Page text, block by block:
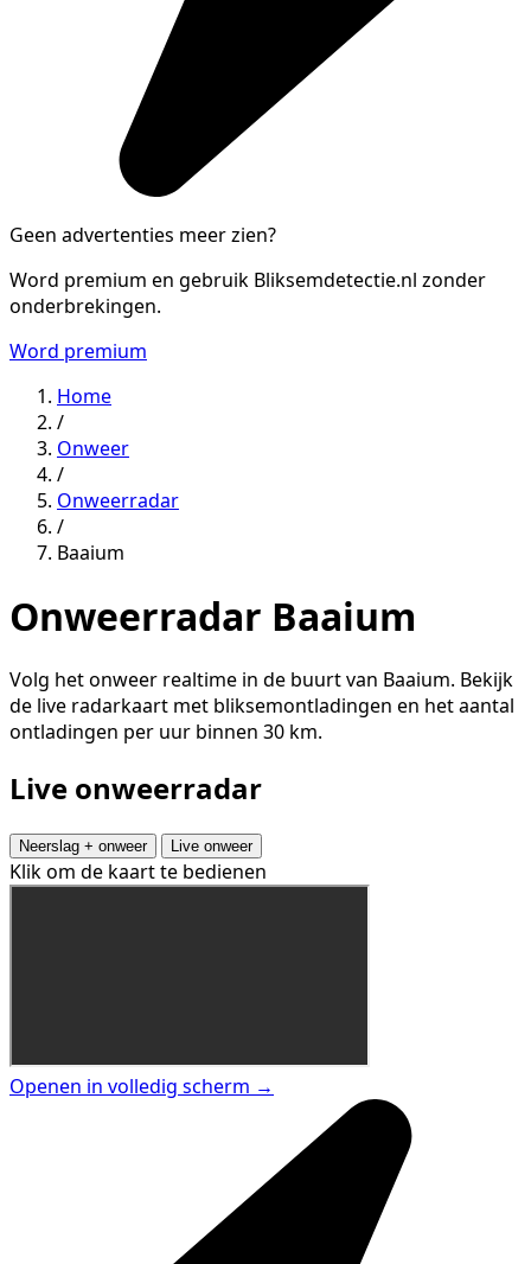
Geen advertenties meer zien?
Word premium en gebruik Bliksemdetectie.nl zonder
onderbrekingen.
Word premium
Home
/
Onweer
/
Onweerradar
/
Baaium
Onweerradar Baaium
Volg het onweer realtime in de buurt van Baaium. Bekijk
de live radarkaart met bliksemontladingen en het aantal
ontladingen per uur binnen 30 km.
Live onweerradar
Neerslag + onweer Live onweer
Klik om de kaart te bedienen
Openen in volledig scherm →